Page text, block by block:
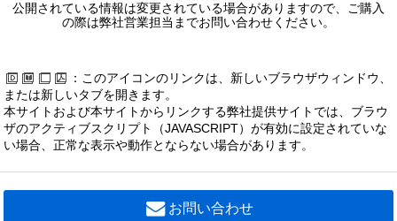
公開されている情報は変更されている場合がありますので、ご購入
の際は弊社営業担当までお問い合わせください。
：このアイコンのリンクは、新しいブラウザウィンドウ、
または新しいタブを開きます。
本サイトおよび本サイトからリンクする弊社提供サイトでは、ブラウ
ザのアクティブスクリプト（JAVASCRIPT）が有効に設定されていな
い場合、正常な表示や動作とならない場合があります。
お問い合わせ